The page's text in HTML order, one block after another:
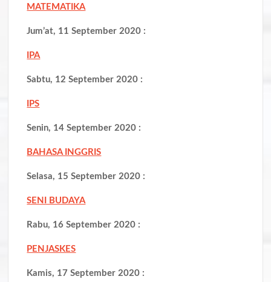
MATEMATIKA
Jum’at, 11 September 2020 :
IPA
Sabtu, 12 September 2020 :
IPS
Senin, 14 September 2020 :
BAHASA INGGRIS
Selasa, 15 September 2020 :
SENI BUDAYA
Rabu, 16 September 2020 :
PENJASKES
Kamis, 17 September 2020 :